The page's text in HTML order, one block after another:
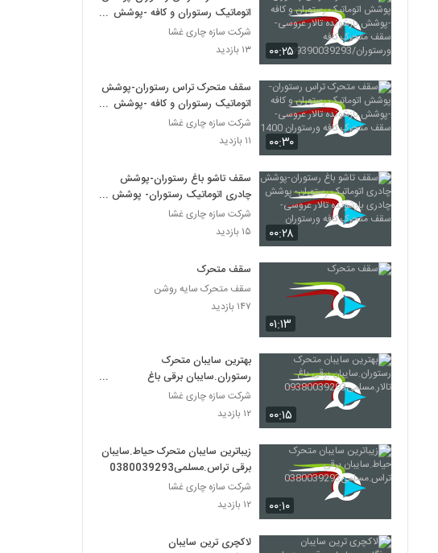
۰۰:۲۵
اتوماتیک رستوران و کافه -پوشش
بازشونده تالار عروسی-سقف متحرک
کافه ورستوران/09390039293
شرکت سازه چاری غشا
۱۳ بازدید
۰۰:۳۰
سقف متحرک تراس رستوران-پوشش
اتوماتیک رستوران و کافه -پوشش
بازشونده تالار عروسی-سقف متحرک
کافه ورستوران 1400
شرکت سازه چاری غشا
۱۱ بازدید
۰۰:۲۸
سقف تاشو باغ رستوران-پوشش
چادری اتوماتیک رستوران- پوشش
چادری بازشونده تالار عروسی-سقف
متحرک کافه ورستوران
شرکت سازه چاری غشا
۱۵ بازدید
۰۱:۱۳
سقف متحرک
سقف متحرک سایه روشن
۱۴۷ بازدید
۰۰:۱۵
بهترین سایبان متحرک
رستوران.سایبان برقی باغ
تالار.مسلمی09380039293
شرکت سازه چاری غشا
۱۲ بازدید
۰۰:۱۰
زیباترین سایبان متحرک حیاط.سایبان
برقی تراس.مسلمی0380039293
شرکت سازه چاری غشا
۱۲ بازدید
لاکچری ترین سایبان